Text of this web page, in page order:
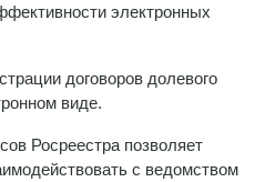
электронных
договоров долевого
виде.
Росреестра позволяет
с ведомством